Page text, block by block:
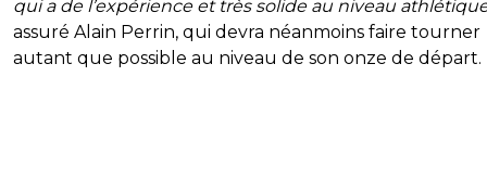
qui a de l’expérience et très solide au niveau
assuré Alain Perrin, qui devra néanmoins faire tourner
autant que possible au niveau de son onze de départ.